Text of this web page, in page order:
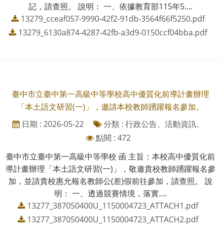
記，請查照。 說明： 一、依據教育部115年5....
13279_cceaf057-9990-42f2-91db-3564f66f5250.pdf
13279_6130a874-4287-42fb-a3d9-0150ccf04bba.pdf
臺中市立臺中第一高級中等學校高中優質化前導計畫辦理
「本土語文研習(一)」，邀請本校教師踴躍報名參加。
日期 : 2026-05-22
分類 : 行政公告、活動資訊、
點閱 : 472
臺中市立臺中第一高級中等學校 函 主旨：本校高中優質化前
導計畫辦理「本土語文研習(一)」，敬邀貴校教師踴躍報名參
加，並請貴校惠允報名教師公(差)假前往參加，請查照。 說
明： 一、透過競賽情境，落實....
13277_387050400U_1150004723_ATTACH1.pdf
13277_387050400U_1150004723_ATTACH2.pdf